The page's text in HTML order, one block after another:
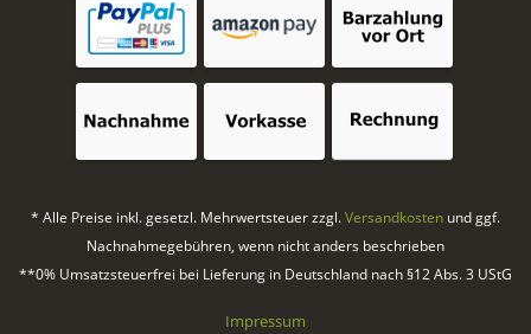
* Alle Preise inkl. gesetzl. Mehrwertsteuer zzgl.Versandkosten und ggf.
Nachnahmegebühren, wenn nicht anders beschrieben
**0% Umsatzsteuerfrei bei Lieferung in Deutschland nach §12 Abs. 3 UStG
Impressum